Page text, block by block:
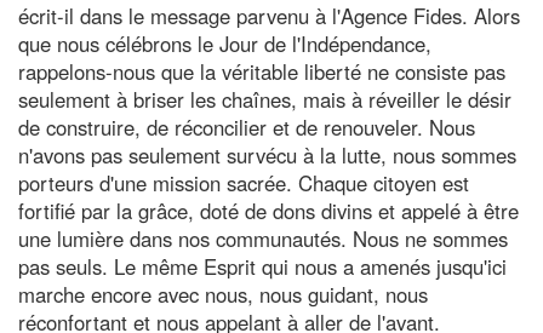
écrit-il dans le message parvenu à l'Agence Fides. Alors
que nous célébrons le Jour de l'Indépendance,
rappelons-nous que la véritable liberté ne consiste pas
seulement à briser les chaînes, mais à réveiller le désir
de construire, de réconcilier et de renouveler. Nous
n'avons pas seulement survécu à la lutte, nous sommes
porteurs d'une mission sacrée. Chaque citoyen est
fortifié par la grâce, doté de dons divins et appelé à être
une lumière dans nos communautés. Nous ne sommes
pas seuls. Le même Esprit qui nous a amenés jusqu'ici
marche encore avec nous, nous guidant, nous
réconfortant et nous appelant à aller de l'avant.